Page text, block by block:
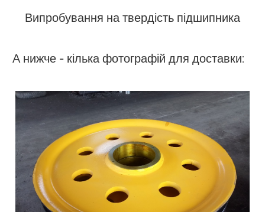
Випробування на твердість підшипника
А нижче - кілька фотографій для доставки: